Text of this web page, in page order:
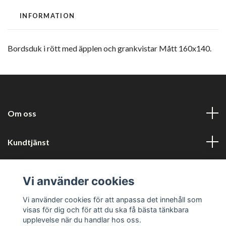
INFORMATION
Bordsduk i rött med äpplen och grankvistar Mått 160x140.
Om oss
Kundtjänst
Sociala medier
Vi använder cookies
Vi använder cookies för att anpassa det innehåll som
visas för dig och för att du ska få bästa tänkbara
upplevelse när du handlar hos oss.